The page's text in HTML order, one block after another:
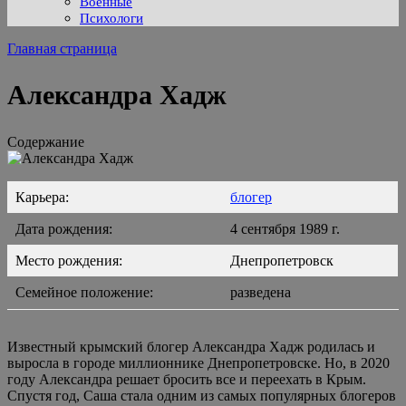
Психологи
Главная страница
Александра Хадж
Содержание
Карьера: блогер
Дата рождения: 4 сентября 1989 г.
Место рождения: Днепропетровск
Семейное положение: разведена
Известный крымский блогер Александра Хадж родилась и
выросла в городе миллионнике Днепропетровске. Но, в 2020
году Александра решает бросить все и переехать в Крым.
Спустя год, Саша стала одним из самых популярных блогеров